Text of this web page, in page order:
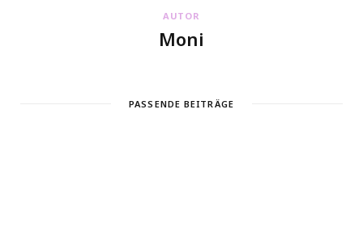
AUTOR
Moni
PASSENDE BEITRÄGE